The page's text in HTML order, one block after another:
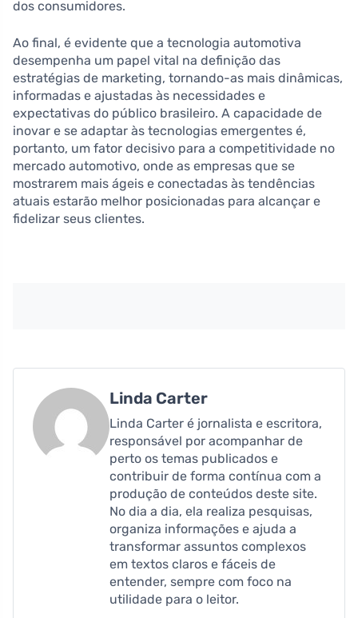
dos consumidores.
Ao final, é evidente que a tecnologia automotiva
desempenha um papel vital na definição das
estratégias de marketing, tornando-as mais dinâmicas,
informadas e ajustadas às necessidades e
expectativas do público brasileiro. A capacidade de
inovar e se adaptar às tecnologias emergentes é,
portanto, um fator decisivo para a competitividade no
mercado automotivo, onde as empresas que se
mostrarem mais ágeis e conectadas às tendências
atuais estarão melhor posicionadas para alcançar e
fidelizar seus clientes.
Linda Carter
Linda Carter é jornalista e escritora,
responsável por acompanhar de
perto os temas publicados e
contribuir de forma contínua com a
produção de conteúdos deste site.
No dia a dia, ela realiza pesquisas,
organiza informações e ajuda a
transformar assuntos complexos
em textos claros e fáceis de
entender, sempre com foco na
utilidade para o leitor.